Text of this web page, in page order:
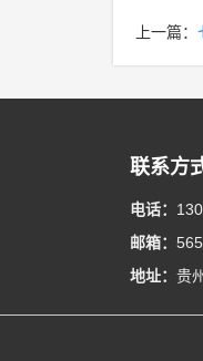
上一篇：
联系方
电话：
邮箱：
地址： 贵